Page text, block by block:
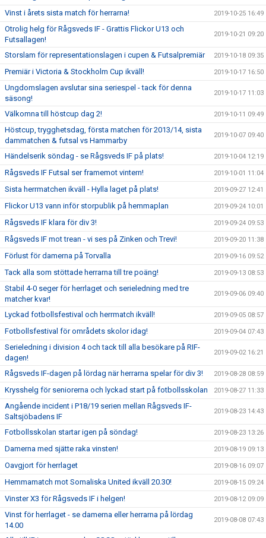
Vinst i årets sista match för herrarna! 2019-10-25 16:49
Otrolig helg för Rågsveds IF - Grattis Flickor U13 och
Futsallagen!
2019-10-21 09:20
Storslam för representationslagen i cupen & Futsalpremiär 2019-10-18 09:35
Premiär i Victoria & Stockholm Cup ikväll! 2019-10-17 16:50
Ungdomslagen avslutar sina seriespel - tack för denna
säsong!
2019-10-17 11:03
Välkomna till höstcup dag 2! 2019-10-11 09:49
Höstcup, trygghetsdag, första matchen för 2013/14, sista
dammatchen & futsal vs Hammarby
2019-10-07 09:40
Händelserik söndag - se Rågsveds IF på plats! 2019-10-04 12:19
Rågsveds IF Futsal ser framemot vintern! 2019-10-01 11:04
Sista herrmatchen ikväll - Hylla laget på plats! 2019-09-27 12:41
Flickor U13 vann inför storpublik på hemmaplan 2019-09-24 10:01
Rågsveds IF klara för div 3! 2019-09-24 09:53
Rågsveds IF mot trean - vi ses på Zinken och Trevi! 2019-09-20 11:38
Förlust för damerna på Torvalla 2019-09-16 09:52
Tack alla som stöttade herrarna till tre poäng! 2019-09-13 08:53
Stabil 4-0 seger för herrlaget och serieledning med tre
matcher kvar!
2019-09-06 09:40
Lyckad fotbollsfestival och herrmatch ikväll! 2019-09-05 08:57
Fotbollsfestival för områdets skolor idag! 2019-09-04 07:43
Serieledning i division 4 och tack till alla besökare på RIF-
dagen!
2019-09-02 16:21
Rågsveds IF-dagen på lördag när herrarna spelar för div 3! 2019-08-28 08:59
Krysshelg för seniorerna och lyckad start på fotbollsskolan 2019-08-27 11:33
Angående incident i P18/19 serien mellan Rågsveds IF-
Saltsjöbadens IF
2019-08-23 14:43
Fotbollsskolan startar igen på söndag! 2019-08-23 13:26
Damerna med sjätte raka vinsten! 2019-08-19 09:13
Oavgjort för herrlaget 2019-08-16 09:07
Hemmamatch mot Somaliska United ikväll 20.30! 2019-08-15 09:24
Vinster X3 för Rågsveds IF i helgen! 2019-08-12 09:09
Vinst för herrlaget - se damerna eller herrarna på lördag
14.00
2019-08-08 07:43